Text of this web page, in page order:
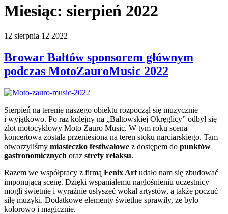
Miesiąc: sierpień 2022
12 sierpnia 12 2022
Browar Bałtów sponsorem głównym
podczas MotoZauroMusic 2022
Sierpień na terenie naszego obiektu rozpoczął się muzycznie
i wyjątkowo. Po raz kolejny na „Bałtowskiej Okręglicy” odbył się
zlot motocyklowy Moto Zauro Music. W tym roku scena
koncertowa została przeniesiona na teren stoku narciarskiego. Tam
otworzyliśmy miasteczko festiwalowe z dostępem do punktów
gastronomicznych oraz strefy relaksu.
Razem we współpracy z firmą Fenix Art udało nam się zbudować
imponującą scenę. Dzięki wspaniałemu nagłośnieniu uczestnicy
mogli świetnie i wyraźnie usłyszeć wokal artystów, a także poczuć
siłę muzyki. Dodatkowe elementy świetlne sprawiły, że było
kolorowo i magicznie.